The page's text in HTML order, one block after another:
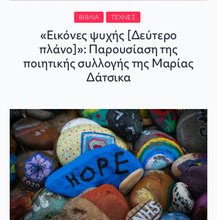
ΒΙΒΛΊΑ ΤΈΧΝΕΣ
«Εικόνες ψυχής [Δεύτερο
πλάνο]»: Παρουσίαση της
ποιητικής συλλογής της Μαρίας
Δάτσικα